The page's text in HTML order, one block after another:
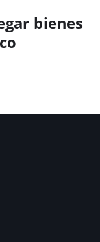
bienes